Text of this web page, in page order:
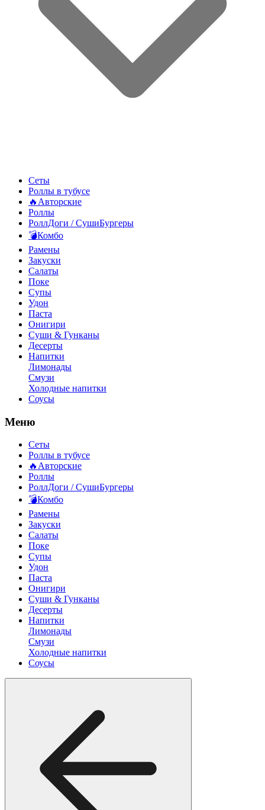
Сеты
Роллы в тубусе
🔥Авторские
Роллы
РоллДоги / СушиБургеры
💣Комбо
Рамены
Закуски
Салаты
Поке
Супы
Удон
Паста
Онигири
Суши & Гунканы
Десерты
Напитки
Лимонады
Смузи
Холодные напитки
Соусы
Меню
Сеты
Роллы в тубусе
🔥Авторские
Роллы
РоллДоги / СушиБургеры
💣Комбо
Рамены
Закуски
Салаты
Поке
Супы
Удон
Паста
Онигири
Суши & Гунканы
Десерты
Напитки
Лимонады
Смузи
Холодные напитки
Соусы